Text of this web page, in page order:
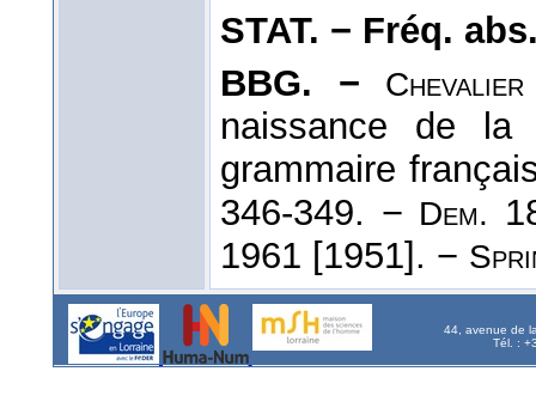
STAT. − Fréq.
BBG. −
Chevalier
naissance de la
grammaire
346-349. − Dem.
1961 [1951]. −
44, avenue de
Tél. :